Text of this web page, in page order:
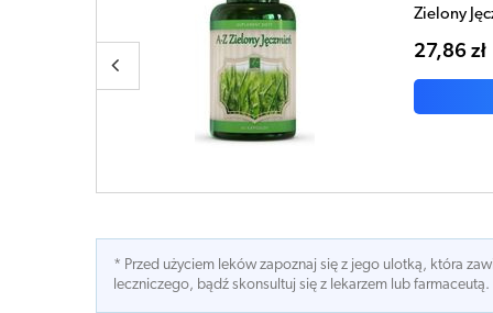
A-Z
36,03 zł
* Przed użyciem leków zapoznaj się z jego ulotką, która
leczniczego, bądź skonsultuj się z lekarzem lub farmaceutą.